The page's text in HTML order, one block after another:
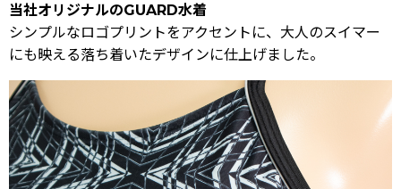
当社オリジナルのGUARD水着
シンプルなロゴプリントをアクセントに、大人のスイマー
にも映える落ち着いたデザインに仕上げました。